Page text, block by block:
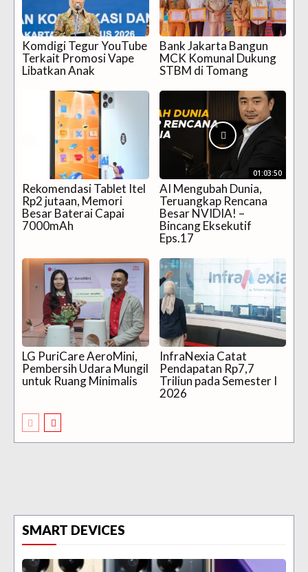
Komdigi Tegur YouTube
Terkait Promosi Vape
Libatkan Anak
Bank Jakarta Bangun
MCK Komunal Dukung
STBM di Tomang
Rekomendasi Tablet Itel
Rp2 jutaan, Memori
Besar Baterai Capai
7000mAh
01:03:50
AI Mengubah Dunia,
Teruangkap Rencana
Besar NVIDIA! –
Bincang Eksekutif
Eps.17
LG PuriCare AeroMini,
Pembersih Udara Mungil
untuk Ruang Minimalis
InfraNexia Catat
Pendapatan Rp7,7
Triliun pada Semester I
2026
SMART DEVICES